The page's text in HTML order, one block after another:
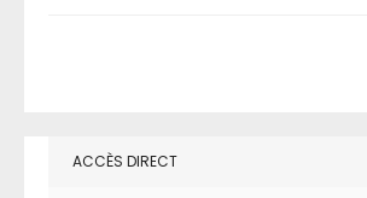
ACCÈS DIRECT